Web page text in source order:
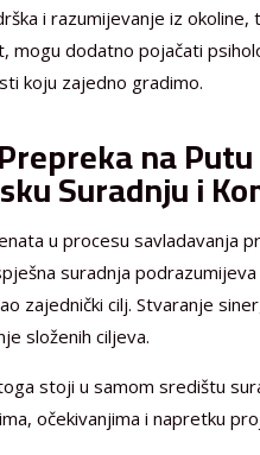
i razumijevanje iz
mogu dodatno pojačati
koju zajedno gradimo.
na
Suradnju i
u procesu savladavanja
suradnja
zajednički cilj. Stvaranje
složenih ciljeva.
stoji u samom središtu
očekivanjima i napretku